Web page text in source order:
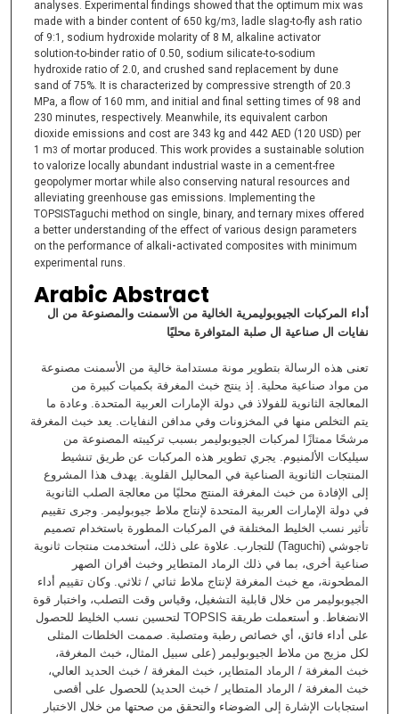
analyses. Experimental findings showed that the optimum mix was
made with a binder content of 650 kg/m3, ladle slag-to-fly ash ratio
of 9:1, sodium hydroxide molarity of 8 M, alkaline activator
solution-to-binder ratio of 0.50, sodium silicate-to-sodium
hydroxide ratio of 2.0, and crushed sand replacement by dune
sand of 75%. It is characterized by compressive strength of 20.3
MPa, a flow of 160 mm, and initial and final setting times of 98 and
230 minutes, respectively. Meanwhile, its equivalent carbon
dioxide emissions and cost are 343 kg and 442 AED (120 USD) per
1 m3 of mortar produced. This work provides a sustainable solution
to valorize locally abundant industrial waste in a cement-free
geopolymer mortar while also conserving natural resources and
alleviating greenhouse gas emissions. Implementing the
TOPSISTaguchi method on single, binary, and ternary mixes offered
a better understanding of the effect of various design parameters
on the performance of alkali-activated composites with minimum
experimental runs.
Arabic Abstract
أداء المركبات الجيوبوليمرية الخالية من الأسمنت والمصنوعة من ال
نفايات ال صناعية ال صلبة المتوافرة محليًا
تعنى هذه الرسالة بتطوير مونة مستدامة خالية من الأسمنت مصنوعة
من مواد صناعية محلية. إذ ينتج خبث المغرفة بكميات كبيرة من
المعالجة الثانوية للفولاذ في دولة الإمارات العربية المتحدة. وعادة ما
يتم التخلص منها في المخزونات وفي مدافن النفايات. يعد خبث المغرفة
مرشحًا ممتازًا لمركبات الجيوبوليمر بسبب تركيبته المصنوعة من
سيليكات الألمنيوم. يجري تطوير هذه المركبات عن طريق تنشيط
المنتجات الثانوية الصناعية في المحاليل القلوية. يهدف هذا المشروع
إلى الإفادة من خبث المغرفة المنتج محليًا من معالجة الصلب الثانوية
في دولة الإمارات العربية المتحدة لإنتاج ملاط جيوبوليمر. وجرى تقييم
تأثير نسب الخليط المختلفة في المركبات المطورة باستخدام تصميم
تاجوشي (Taguchi) للتجارب. علاوة على ذلك، أستخدمت منتجات ثانوية
صناعية أخرى، بما في ذلك الرماد المتطاير وخبث أفران الصهر
المطحونة، مع خبث المغرفة لإنتاج ملاط ثنائي / ثلاثي. وكان تقييم أداء
الجيوبوليمر من خلال قابلية التشغيل، وقياس وقت التصلب، واختبار قوة
الانضغاط. و أستعملت طريقة TOPSIS لتحسين نسب الخليط للحصول
على أداء فائق، أي خصائص رطبة ومتصلبة. صممت الخلطات المثلى
لكل مزيج من ملاط الجيوبوليمر (على سبيل المثال، خبث المغرفة،
خبث المغرفة / الرماد المتطاير، خبث المغرفة / خبث الحديد العالي،
خبث المغرفة / الرماد المتطاير / خبث الحديد) للحصول على أقصى
استجابات الإشارة إلى الضوضاء والتحقق من صحتها من خلال الاختبار